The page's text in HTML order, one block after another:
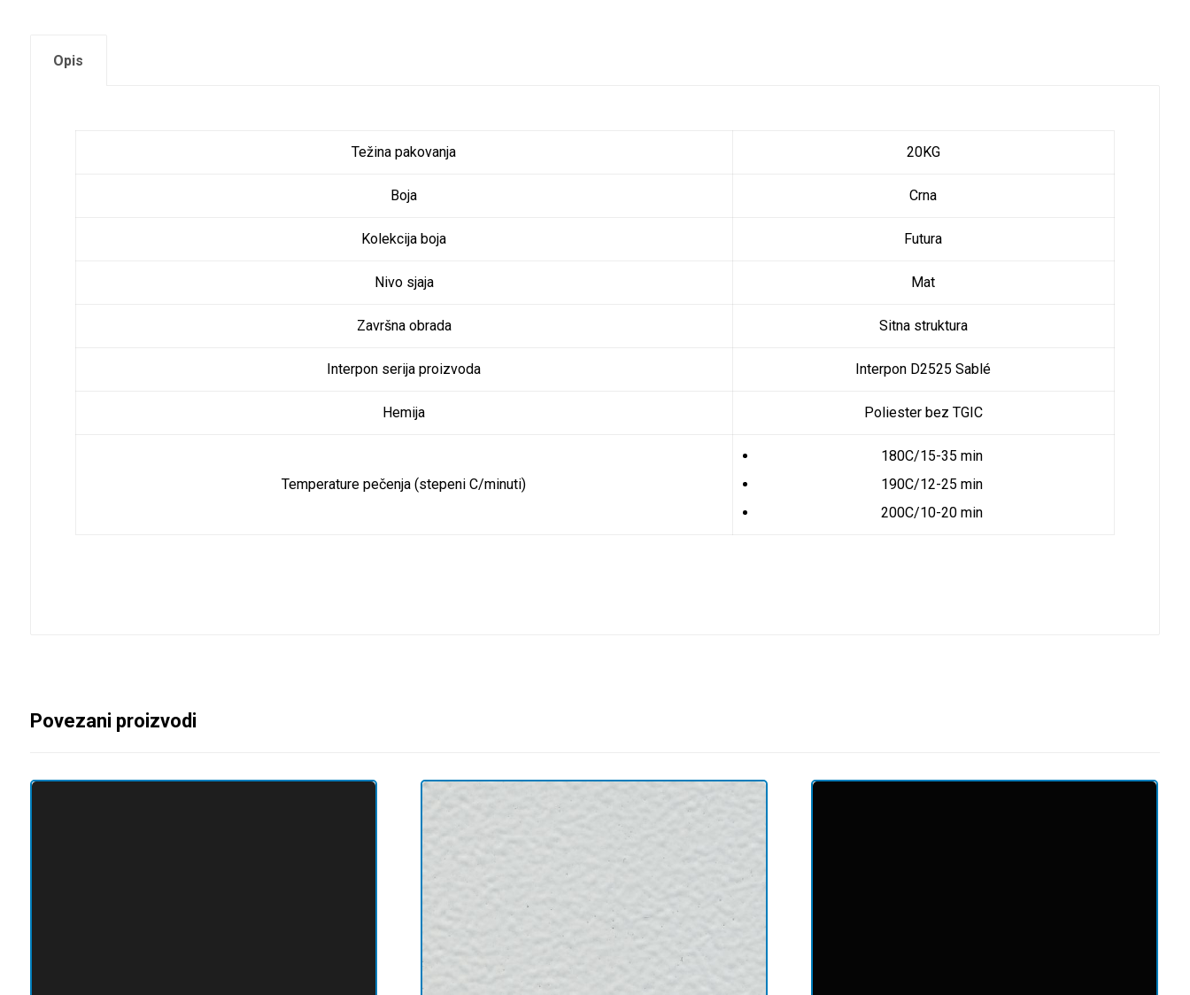
Opis
Težina pakovanja 20KG
Boja Crna
Kolekcija boja Futura
Nivo sjaja Mat
Završna obrada Sitna struktura
Interpon serija proizvoda Interpon D2525 Sablé
Hemija Poliester bez TGIC
Temperature pečenja (stepeni C/minuti)
180C/15-35 min
190C/12-25 min
200C/10-20 min
Povezani proizvodi